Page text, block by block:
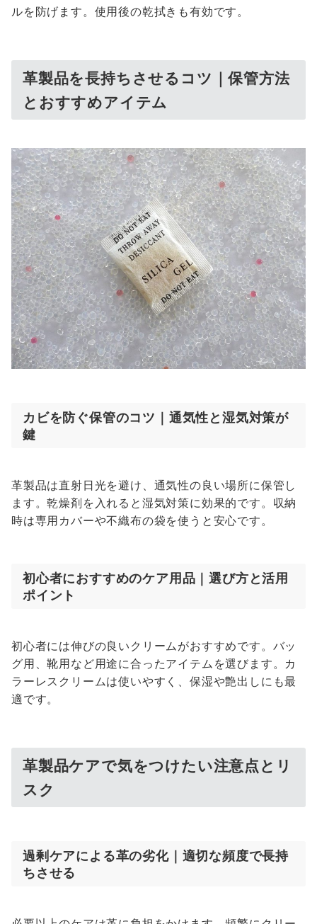
ルを防げます。使用後の乾拭きも有効です。
革製品を長持ちさせるコツ｜保管方法
とおすすめアイテム
カビを防ぐ保管のコツ｜通気性と湿気対策が
鍵
革製品は直射日光を避け、通気性の良い場所に保管し
ます。乾燥剤を入れると湿気対策に効果的です。収納
時は専用カバーや不織布の袋を使うと安心です。
初心者におすすめのケア用品｜選び方と活用
ポイント
初心者には伸びの良いクリームがおすすめです。バッ
グ用、靴用など用途に合ったアイテムを選びます。カ
ラーレスクリームは使いやすく、保湿や艶出しにも最
適です。
革製品ケアで気をつけたい注意点とリ
スク
過剰ケアによる革の劣化｜適切な頻度で長持
ちさせる